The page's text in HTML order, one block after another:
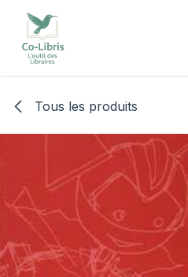
Se rendre au contenu
Tous les produits